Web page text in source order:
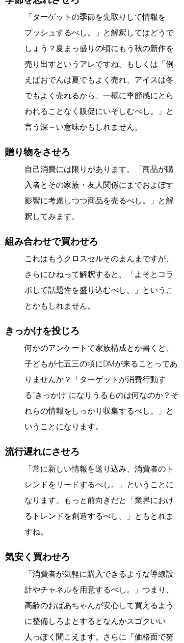
「ターゲットの季節を先取りして情報を
プッシュするべし。」と解釈してはどうで
しょう？夏まっ盛りの頃にもう秋の新作を
売り出すというアレですね。もしくは「例
えばおでんは夏でもよく売れ、アイスは冬
でもよく売れるから、一概に季節感にとら
われることなく販促にいそしむべし。」と
言う深～い意味かもしれません。
贈り物をさせろ
自己消費には限りがあります。「商品が購
入者とその家族・友人関係にまでおよぼす
影響に考慮しつつ商品を売るべし。」と解
釈してみます。
組み合わせで買わせろ
これはもうクロスセルそのまんまですが、
さらにひねって解釈すると、「よそとコラ
ボして話題性を盛り込むべし。」というこ
とかもしれません。
きっかけを投じろ
何かのアンケートで家族構成とか書くと、
子どもが七五三の頃にDMが来ることってあ
りませんか？「ターゲットが消費行動す
る“きっかけ”になりうるものは何なのか？そ
れらの情報をしっかり収集するべし。」と
いうことになります。
流行遅れにさせろ
「常に新しい情報を送り込み、消費者のト
レンドをリードするべし。」ということに
なります。もっと前向きだと「業界におけ
るトレンドを創造するべし。」ともとれま
すね。
気安く買わせろ
「消費者が気軽に購入できるような導線設
計やチャネルを用意するべし。」つまり、
高齢のおばあちゃんが安心して買えるよう
に整備しろよとするとなんかスゴクいい
人っぽく聞こえます。さらに「価格面で努